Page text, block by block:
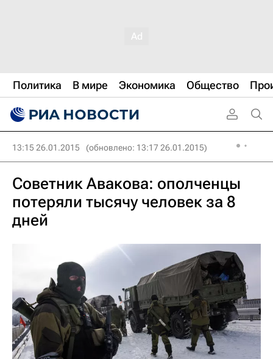
Политика В мире Экономика Общество
13:15 26.01.2015 (обновлено: 13:17 26.01.2015)
Советник Авакова: ополченцы
потеряли тысячу человек за 8
дней